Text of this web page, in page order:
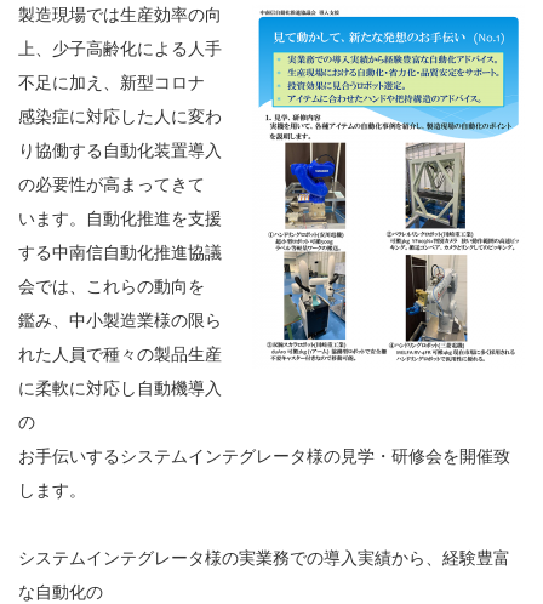
製造現場では生産効率の向
上、少子高齢化による人手
不足に加え、新型コロナ
感染症に対応した人に変わ
り協働する自動化装置導入
の必要性が高まってきて
います。自動化推進を支援
する中南信自動化推進協議
会では、これらの動向を
鑑み、中小製造業様の限ら
れた人員で種々の製品生産
に柔軟に対応し自動機導入
の
お手伝いするシステムインテグレータ様の見学・研修会を開催致
します。
システムインテグレータ様の実業務での導入実績から、経験豊富
な自動化の